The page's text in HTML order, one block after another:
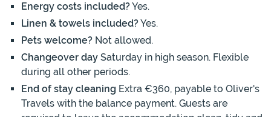
Energy costs included?Yes.
Linen & towels included?Yes.
Pets welcome? Not allowed.
Changeover day Saturday in high season. Flexible
during all other periods.
End of stay cleaning Extra €360, payable to Oliver's
Travels with the balance payment. Guests are